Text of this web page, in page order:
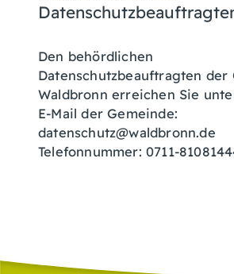
Den behördlichen
Datenschutzbeauftragten der
Waldbronn erreichen Sie
E-Mail der Gemeinde:
datenschutz@waldbronn.de
Telefonnummer: 0711-